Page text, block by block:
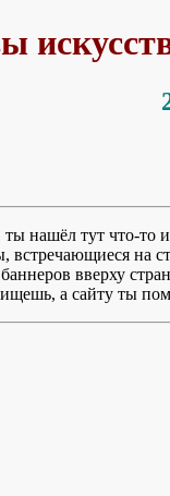
нашёл тут что-
на
вверху
ищешь, а сайту ты